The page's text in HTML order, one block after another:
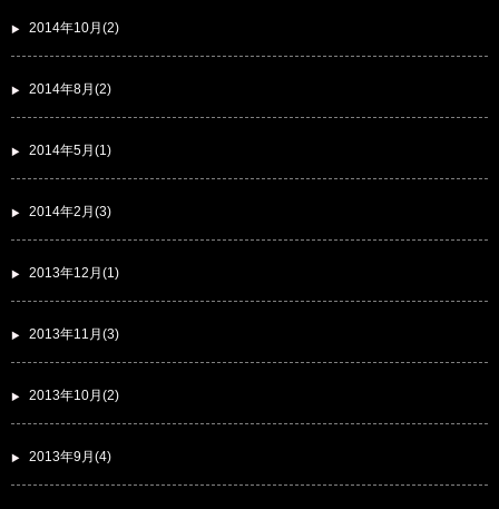
2014年10月(2)
2014年8月(2)
2014年5月(1)
2014年2月(3)
2013年12月(1)
2013年11月(3)
2013年10月(2)
2013年9月(4)